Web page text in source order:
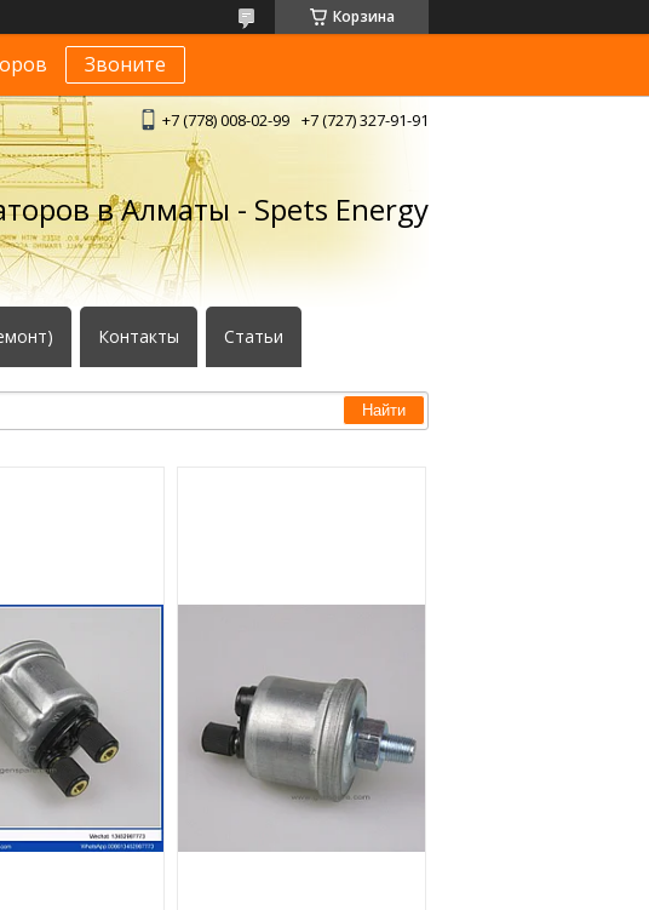
Корзина
Звоните
+7 (778) 008-02-99 +7 (727) 327-91-91
в Алматы - Spets Energy
Контакты Статьи
Найти